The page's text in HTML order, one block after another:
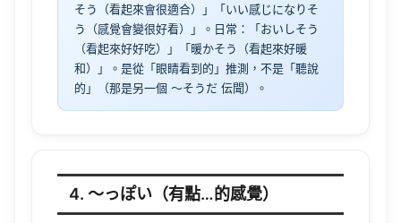
そう（看起來會很適合）」「いい感じになりそ
う（感覺會變很好看）」。日常：「おいしそう
（看起來好好吃）」「暖かそう（看起來好暖
和）」。是從「眼睛看到的」推測，不是「聽說
的」（那是另一個 〜そうだ 伝聞）。
4. 〜っぽい（有點…的感覺）